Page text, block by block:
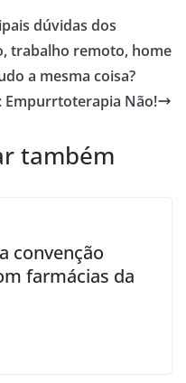
dúvidas dos
trabalho remoto, home
a mesma coisa?
Empurrtoterapia Não!
também
convenção
farmácias da